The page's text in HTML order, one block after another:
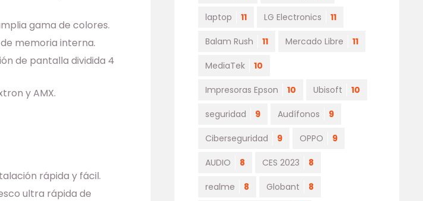
gama de colores.
de memoria interna.
de pantalla dividida 4
y AMX.
rápida y fácil.
ultra rápida de
laptop 11 LG Electronics 11
Balam Rush 11 Mercado Libre 11
MediaTek 10
Impresoras Epson 10 Ubisoft 10
seguridad 9 Audífonos 9
Ciberseguridad 9 OPPO 9
AUDIO 8 CES 2023 8
realme 8 Globant 8